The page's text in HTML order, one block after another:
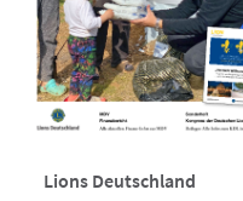
Lions Deutschland